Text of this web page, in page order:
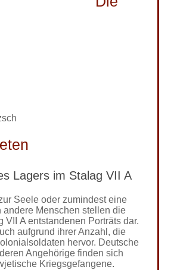
Lagers im Stalag VII A
Seele oder zumindest eine
andere Menschen stellen die
VII A entstandenen Porträts dar.
aufgrund ihrer Anzahl, die
hervor. Deutsche
Angehörige finden sich
Kriegsgefangene.